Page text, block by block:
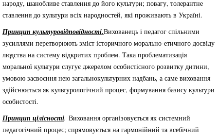
народу, шанобливе ставлення до його культури; повагу, толерантне
ставлення до культури всіх народностей, які проживають в Україні.
Принцип культуровідповідності.Вихованець і педагог спільними
зусиллями перетворюють зміст історичного морально-етичного досвіду
людства на систему відкритих проблем. Така проблематизація
моральної культури слугує джерелом особистісного розвитку дитини,
умовою засвоєння нею загальнокультурних надбань, а саме виховання
здійснюється як культурологічний процес, формування базису культури
особистості.
Принцип цілісності. Виховання організовується як системний
педагогічний процес; спрямовується на гармонійний та всебічний